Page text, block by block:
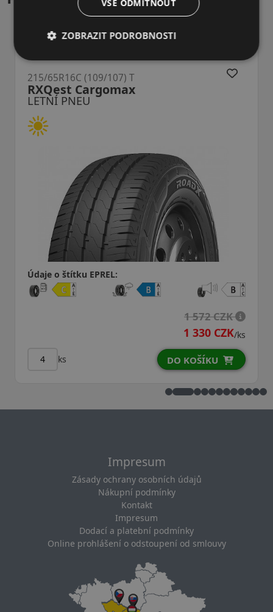
PNEU
Cargomax
65R16C (109/107) T
o štítku EPREL:
1 572 CZK
1 330 CZK/ks
DO KOŠÍKU
Impresum
Zásady ochrany osobních údajů
Nákupní podmínky
Kontakt
Impresum
Dodací a platební podmínky
Online prohlášení o odstoupení od smlouvy
VŠE ODMÍTNOUT
ZOBRAZIT PODROBNOSTI